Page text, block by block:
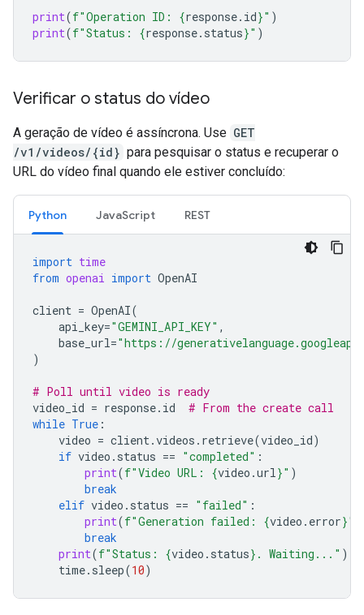
print(f"Operation ID: {response. id}" )
print(f"Status: {response. status}" )
Verificar o status do vídeo
A geração de vídeo é assíncrona. Use GET
/v1/videos/{id} para pesquisar o status e recuperar o
URL do vídeo final quando ele estiver concluído:
Python JavaScript REST
import time
from openai import OpenAI
client = OpenAI(
api_key="GEMINI_API_KEY" ,
base_url="https://
)
# Poll until video is ready
video_id = response. id
# From the create call
while True :
video = client.videos . retrieve(video_id)
if video . status == "completed" :
print(f"Video URL: {video .url}" )
break
elif video . status == "failed" :
print(f"Generation failed: {video . error}"
break
print(f"Status: {video . status} . Waiting..." )
time. sleep(10)